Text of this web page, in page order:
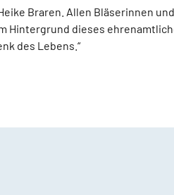
Braren. Allen Bläserinnen
dieses
des Lebens.“